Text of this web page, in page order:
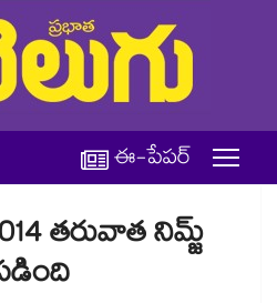
ఈ-పేపర్
తరువాత నిమ్జ్​